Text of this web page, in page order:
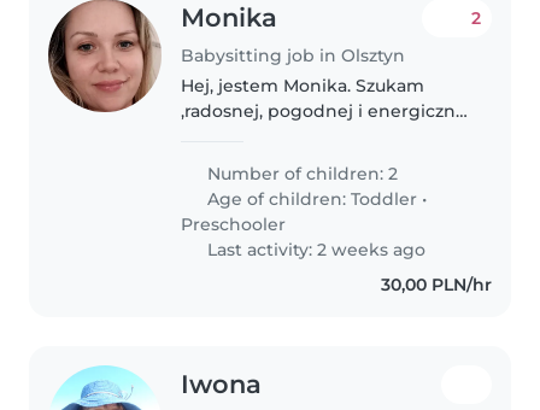
Monika
Babysitting job in Olsztyn
2
Hej, jestem Monika. Szukam
,radosnej, pogodnej i energicznej
raz w tyg, z czasem 2 bądź 3 razy
w tyg. Szukamy niani na
spokojnie..
Number of children: 2
Age of children:Toddler •
Preschooler
Last activity: 2 weeks ago
30,00 PLN/hr
Iwona